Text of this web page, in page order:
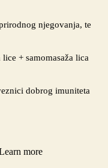
njegovanja, te
+ samomasaža lica
dobrog imuniteta
more